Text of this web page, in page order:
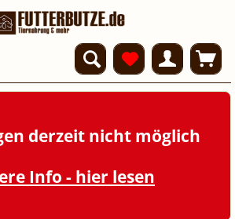
derzeit nicht möglich
Info - hier lesen